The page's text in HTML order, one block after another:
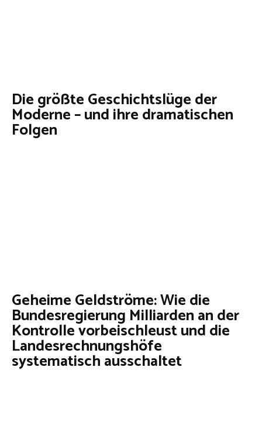
Die größte Geschichtslüge der
Moderne – und ihre dramatischen
Folgen
Geheime Geldströme: Wie die
Bundesregierung Milliarden an der
Kontrolle vorbeischleust und die
Landesrechnungshöfe
systematisch ausschaltet